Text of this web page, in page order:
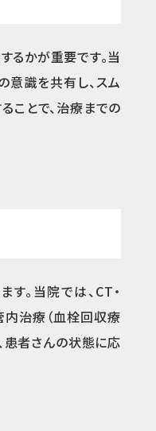
るかが重要です。当
意識を共有し、スム
ことで、治療までの
。当院では、CT・
治療（血栓回収療
患者さんの状態に応